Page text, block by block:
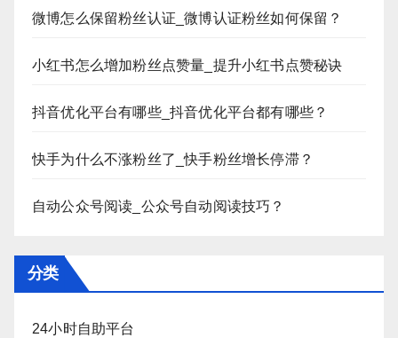
微博怎么保留粉丝认证_微博认证粉丝如何保留？
小红书怎么增加粉丝点赞量_提升小红书点赞秘诀
抖音优化平台有哪些_抖音优化平台都有哪些？
快手为什么不涨粉丝了_快手粉丝增长停滞？
自动公众号阅读_公众号自动阅读技巧？
分类
24小时自助平台